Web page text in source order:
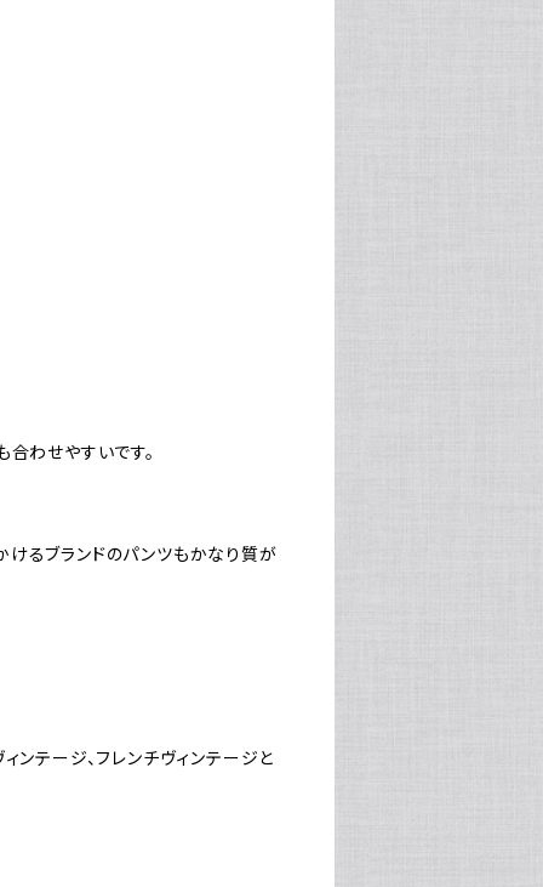
わせやすいです。
るブランドのパンツもかなり質が
ンテージ、フレンチヴィンテージと